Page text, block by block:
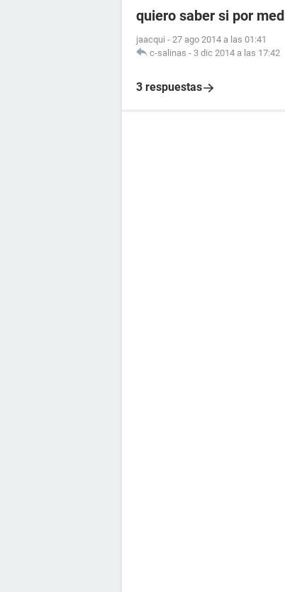
quiero saber si por
jaacqui - 27 ago 2014 a las 01:41
c-salinas - 3 dic 2014 a las 17:42
3 respuestas